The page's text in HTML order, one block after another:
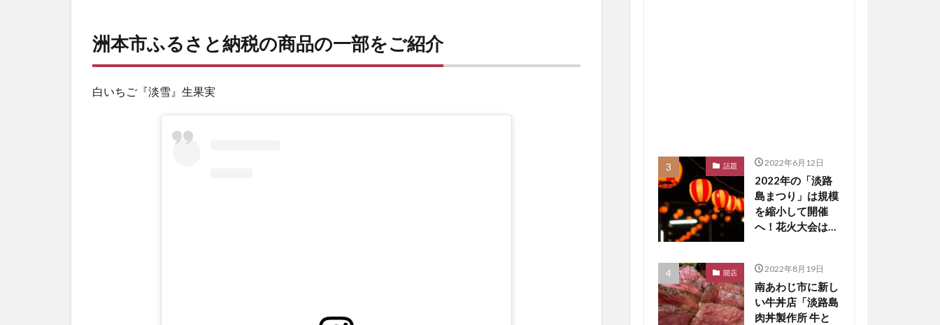
税
の
商
の
洲本市ふるさと納税の商品の一部をご紹介
白いちご『淡雪』生果実
話題 2022年6月12日
2022年の「淡路
島まつり」は規模
を縮小して開催
へ！花火大会は中
開店 2022年8月19日
南あわじ市に新し
い牛丼店「淡路島
肉丼製作所 牛と